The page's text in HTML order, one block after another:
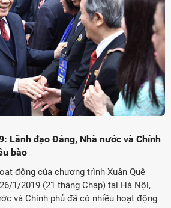
Lãnh đạo Đảng, Nhà nước và Chính
bào
động của chương trình Xuân Quê
1/2019 (21 tháng Chạp) tại Hà Nội,
và Chính phủ đã có nhiều hoạt động